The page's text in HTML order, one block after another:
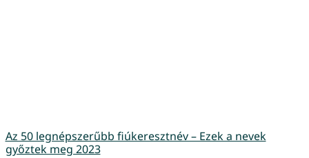
Az 50 legnépszerűbb fiúkeresztnév – Ezek a nevek
győztek meg 2023